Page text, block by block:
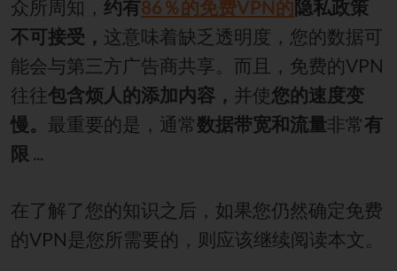
众所周知， 约有86％的免费VPN的隐私政策
不可接受， 这意味着缺乏透明度，您的数据可
能会与第三方广告商共享。而且，免费的VPN
往往包含烦人的添加内容， 并使您的速度变
慢。 最重要的是，通常数据带宽和流量非常有
限 ...
在了解了您的知识之后，如果您仍然确定免费
的VPN是您所需要的，则应该继续阅读本文。